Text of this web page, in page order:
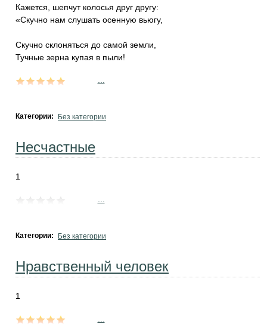
Кажется, шепчут колосья друг другу:
«Скучно нам слушать осенную вьюгу,
Скучно склоняться до самой земли,
Тучные зерна купая в пыли!
Категории: Без категории
Несчастные
1
Категории: Без категории
Нравственный человек
1